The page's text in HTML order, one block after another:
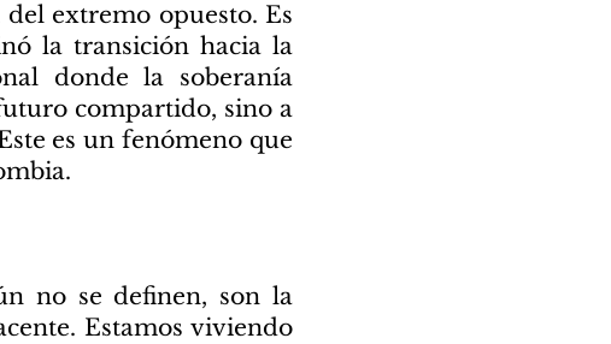
extremo opuesto. Es
la transición hacia la
donde la soberanía
compartido, sino a
es un fenómeno que
no se definen, son la
Estamos viviendo